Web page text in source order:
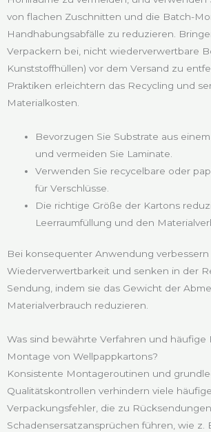
von flachen Zuschnitten und die Batch-
Handhabungsabfälle zu reduzieren.
Verpackern bei, nicht wiederverwertbare
Kunststoffhüllen) vor dem Versand zu
Praktiken erleichtern das Recycling und
Materialkosten.
Bevorzugen Sie Substrate aus
und vermeiden Sie Laminate.
Verwenden Sie recycelbare oder
für Verschlüsse.
Die richtige Größe der Kartons
Leerraumfüllung und den
Bei konsequenter Anwendung
Wiederverwertbarkeit und senken in der
Sendung, indem sie das Gewicht der
Materialverbrauch reduzieren.
Was sind bewährte Verfahren und häufige
Montage von Wellpappkartons?
Konsistente Montageroutinen und
Qualitätskontrollen verhindern viele häufige
Verpackungsfehler, die zu
Schadensersatzansprüchen führen, wie z.